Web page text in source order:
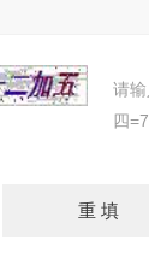
请
四=7